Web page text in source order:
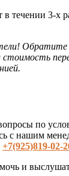
в течении 3-х
Обратите
по
с нашим
+7(925)819-02-
и